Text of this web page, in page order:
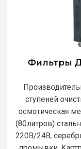
Фильтры
ступеней
осмотическая
(80литров)
220В/24В,